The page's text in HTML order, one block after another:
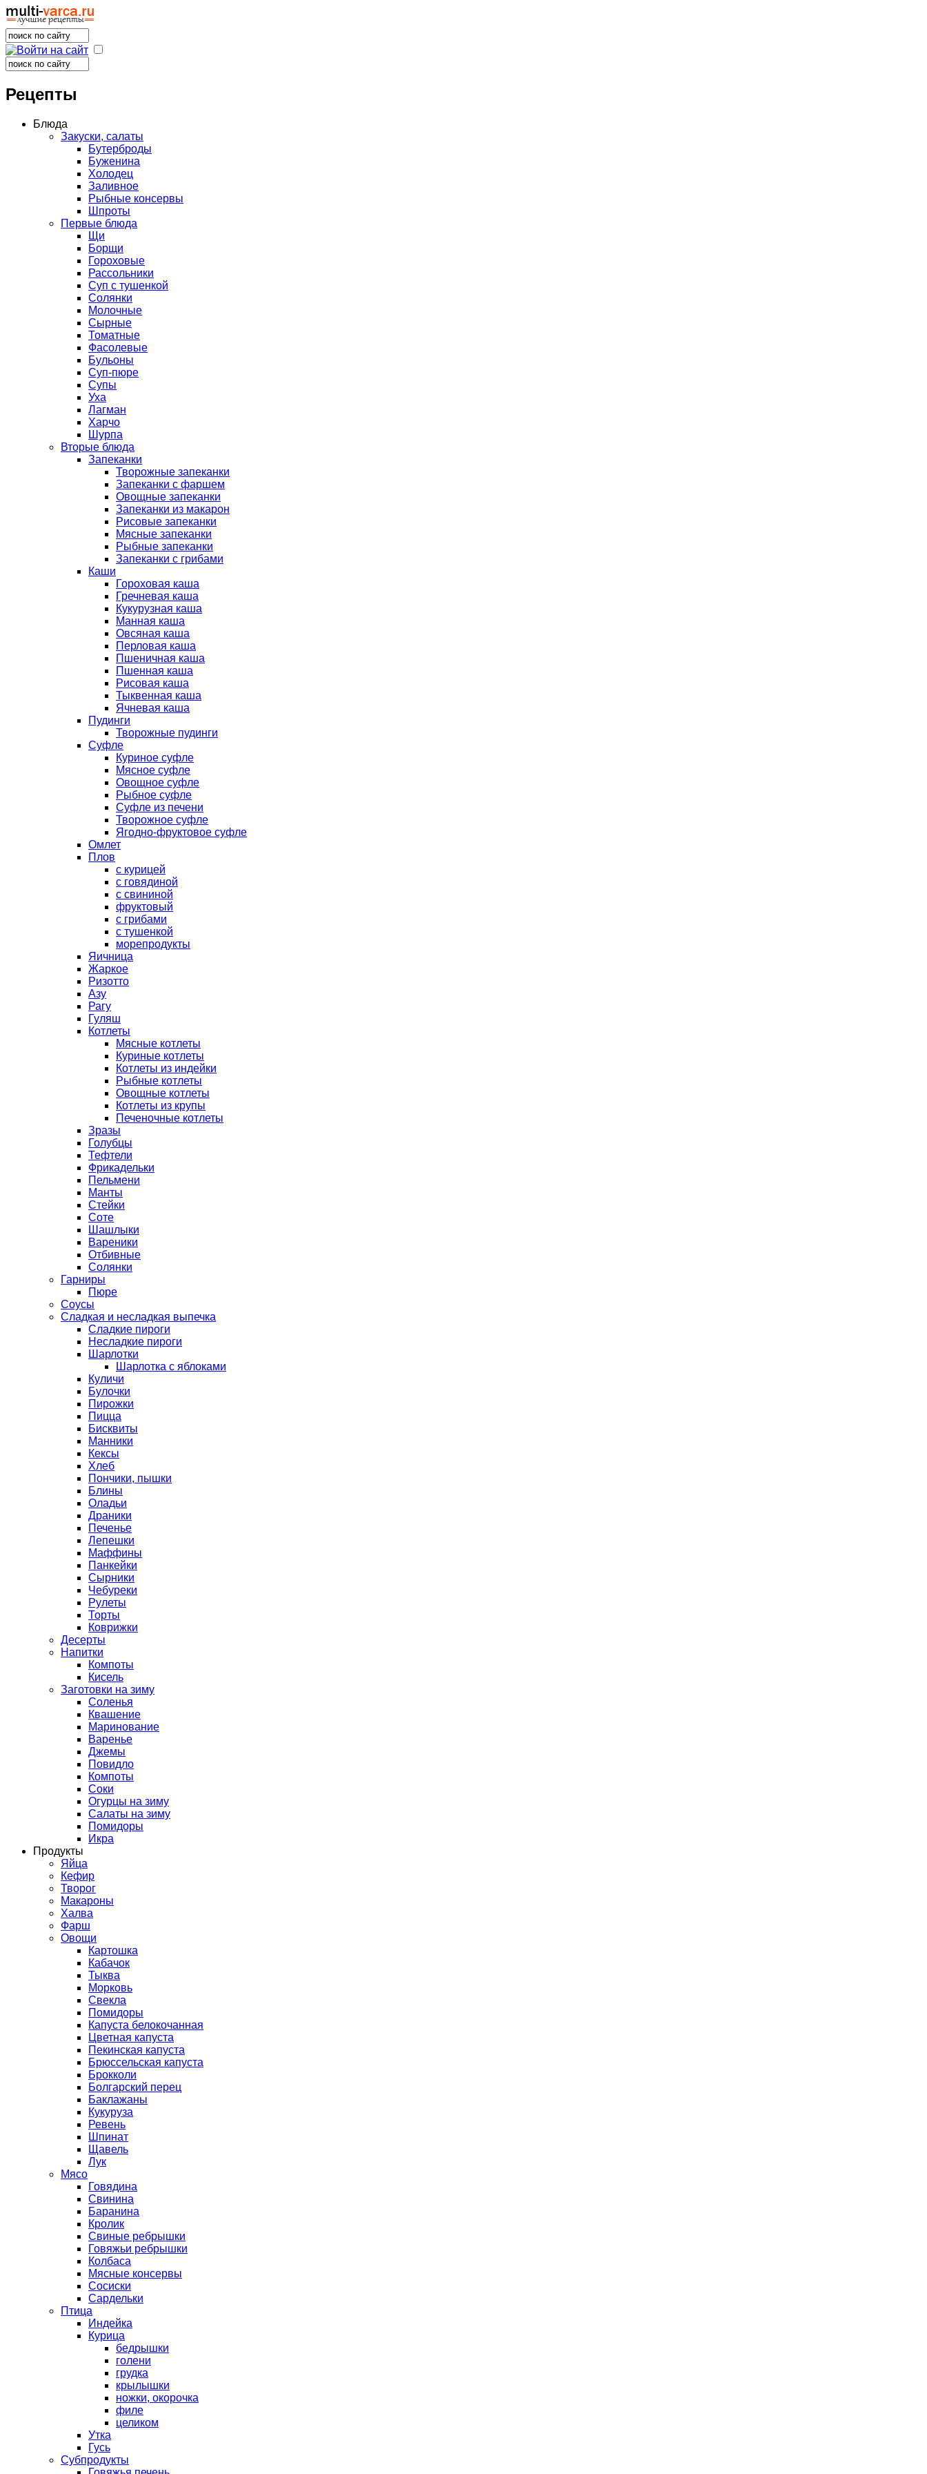
Форма поиска
Поиск
Поиск
Рецепты
Блюда
Закуски, салаты
Бутерброды
Буженина
Холодец
Заливное
Рыбные консервы
Шпроты
Первые блюда
Щи
Борщи
Гороховые
Рассольники
Суп с тушенкой
Солянки
Молочные
Сырные
Томатные
Фасолевые
Бульоны
Суп-пюре
Супы
Уха
Лагман
Харчо
Шурпа
Вторые блюда
Запеканки
Творожные запеканки
Запеканки с фаршем
Овощные запеканки
Запеканки из макарон
Рисовые запеканки
Мясные запеканки
Рыбные запеканки
Запеканки с грибами
Каши
Гороховая каша
Гречневая каша
Кукурузная каша
Манная каша
Овсяная каша
Перловая каша
Пшеничная каша
Пшенная каша
Рисовая каша
Тыквенная каша
Ячневая каша
Пудинги
Творожные пудинги
Суфле
Куриное суфле
Мясное суфле
Овощное суфле
Рыбное суфле
Суфле из печени
Творожное суфле
Ягодно-фруктовое суфле
Омлет
Плов
с курицей
с говядиной
с свининой
фруктовый
с грибами
с тушенкой
морепродукты
Яичница
Жаркое
Ризотто
Азу
Рагу
Гуляш
Котлеты
Мясные котлеты
Куриные котлеты
Котлеты из индейки
Рыбные котлеты
Овощные котлеты
Котлеты из крупы
Печеночные котлеты
Зразы
Голубцы
Тефтели
Фрикадельки
Пельмени
Манты
Стейки
Соте
Шашлыки
Вареники
Отбивные
Солянки
Гарниры
Пюре
Соусы
Сладкая и несладкая выпечка
Сладкие пироги
Несладкие пироги
Шарлотки
Шарлотка с яблоками
Куличи
Булочки
Пирожки
Пицца
Бисквиты
Манники
Кексы
Хлеб
Пончики, пышки
Блины
Оладьи
Драники
Печенье
Лепешки
Маффины
Панкейки
Сырники
Чебуреки
Рулеты
Торты
Коврижки
Десерты
Напитки
Компоты
Кисель
Заготовки на зиму
Соленья
Квашение
Маринование
Варенье
Джемы
Повидло
Компоты
Соки
Огурцы на зиму
Салаты на зиму
Помидоры
Икра
Продукты
Яйца
Кефир
Творог
Макароны
Халва
Фарш
Овощи
Картошка
Кабачок
Тыква
Морковь
Свекла
Помидоры
Капуста белокочанная
Цветная капуста
Пекинская капуста
Брюссельская капуста
Брокколи
Болгарский перец
Баклажаны
Кукуруза
Ревень
Шпинат
Щавель
Лук
Мясо
Говядина
Свинина
Баранина
Кролик
Свиные ребрышки
Говяжьи ребрышки
Колбаса
Мясные консервы
Сосиски
Сардельки
Птица
Индейка
Курица
бедрышки
голени
грудка
крылышки
ножки, окорочка
филе
целиком
Утка
Гусь
Субпродукты